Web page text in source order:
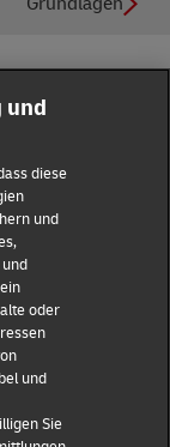
und
diese
und
oder
und
Sie